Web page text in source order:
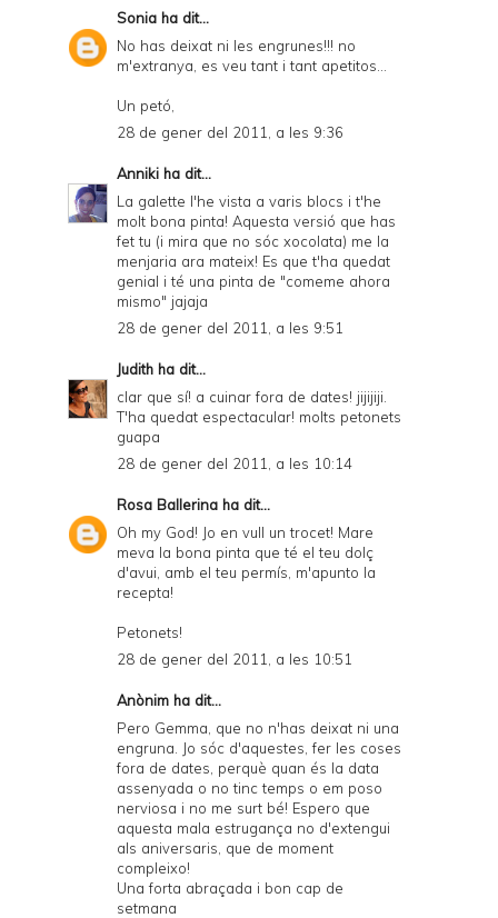
Sonia ha dit...
No has deixat ni les engrunes!!! no
m'extranya, es veu tant i tant apetitos...
Un petó,
28 de gener del 2011, a les 9:36
Anniki ha dit...
La galette l'he vista a varis blocs i t'he
molt bona pinta! Aquesta versió que has
fet tu (i mira que no sóc xocolata) me la
menjaria ara mateix! Es que t'ha quedat
genial i té una pinta de "comeme ahora
mismo" jajaja
28 de gener del 2011, a les 9:51
Judith ha dit...
clar que sí! a cuinar fora de dates! jijijiji.
T'ha quedat espectacular! molts petonets
guapa
28 de gener del 2011, a les 10:14
Rosa Ballerina ha dit...
Oh my God! Jo en vull un trocet! Mare
meva la bona pinta que té el teu dolç
d'avui, amb el teu permís, m'apunto la
recepta!
Petonets!
28 de gener del 2011, a les 10:51
Anònim ha dit...
Pero Gemma, que no n'has deixat ni una
engruna. Jo sóc d'aquestes, fer les coses
fora de dates, perquè quan és la data
assenyada o no tinc temps o em poso
nerviosa i no me surt bé! Espero que
aquesta mala estrugança no d'extengui
als aniversaris, que de moment
compleixo!
Una forta abraçada i bon cap de
setmana